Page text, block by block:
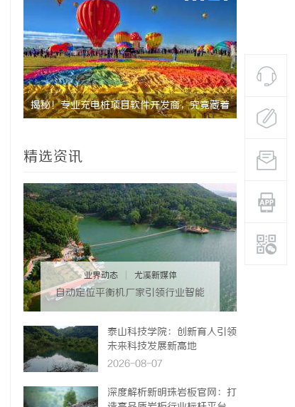
揭秘！专业充电桩项目软件开发商，究竟藏着 贝净 AC
全解析
精选资讯
业界动态 尤溪新媒体
自动定位平衡机厂家引领行业智能
泰山科技学院：创新育人引领
未来科技发展新高地
2026-08-07
深度解析新明珠岩板官网：打